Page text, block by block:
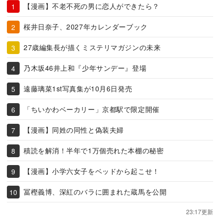
【漫画】不老不死の男に恋人ができたら？
桜井日奈子、2027年カレンダーブック
27歳編集長が描くミステリマガジンの未来
乃木坂46井上和『少年サンデー』登場
遠藤璃菜1st写真集が10月6日発売
「ちいかわベーカリー」京都駅で限定開催
【漫画】同姓の同性と偽装夫婦
積読を解消！半年で1万個売れた本棚の秘密
【漫画】小学六女子をベッドから起こせ！
冨樫義博、深紅のバラに囲まれた蔵馬を公開
23:17更新